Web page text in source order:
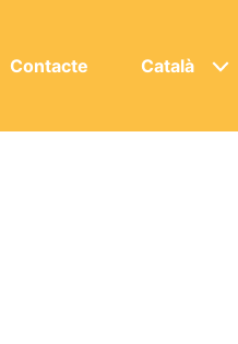
Contacte Català